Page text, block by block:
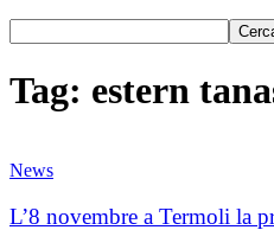
Tag: estern
News
L’8 novembre a Termoli la